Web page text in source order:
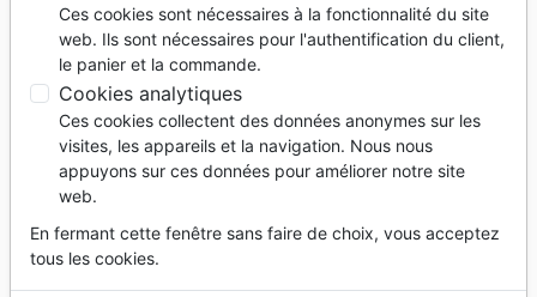
Accueil eBooks
Romans, Histoires
Daphné - La révélation d'une femme de valeur -
ebook
Daphné
La révélation d'une femme de valeur -
ebook
Auteur :Franca Henriette Coray
Ces cookies sont nécessaires à la fonctionnalité du site
web. Ils sont nécessaires pour l'authentification du client,
le panier et la commande.
Cookies analytiques
Ces cookies collectent des données anonymes sur les
visites, les appareils et la navigation. Nous nous
appuyons sur ces données pour améliorer notre site
web.
En fermant cette fenêtre sans faire de choix, vous acceptez
tous les cookies.